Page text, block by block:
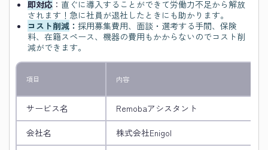
即対応 ： 直ぐに導入することができて労働力不足から解放
されます！急に社員が退社したときにも助かります。
コスト削減 ： 採用募集費用、面談・選考する手間、保険
料、在籍スペース、機器の費用もかからないのでコスト削
減ができます。
項目 内容
サービス名 Remobaアシスタント
会社名 株式会社Enigol